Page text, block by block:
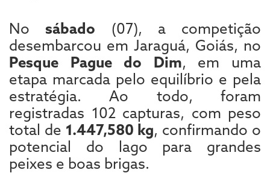
No sábado (07), a competição
desembarcou em Jaraguá, Goiás, no
Pesque Pague do Dim, em uma
etapa marcada pelo equilíbrio e pela
estratégia. Ao todo, foram
registradas 102 capturas, com peso
total de 1.447,580 kg, confirmando o
potencial do lago para grandes
peixes e boas brigas.